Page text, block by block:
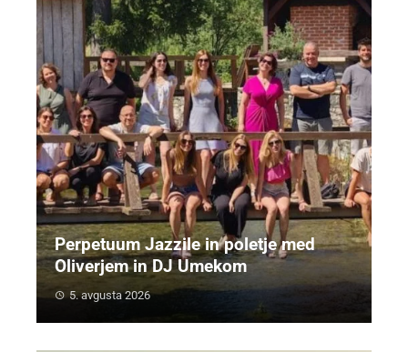
Perpetuum Jazzile in poletje med
Oliverjem in DJ Umekom
5. avgusta 2026